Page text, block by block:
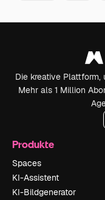
Die kreative
Mehr als 1 Million
Produkte
Spaces
KI-Assistent
KI-Bildgenerator